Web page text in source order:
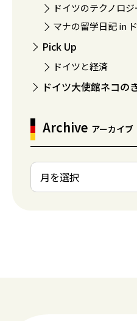
ドイツのテクノロジ
マナの留学日記 in
Pick Up
ドイツと経済
ドイツ大使館ネコの
Archive アーカイブ